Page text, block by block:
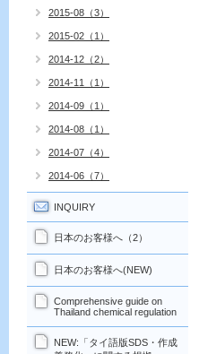
2015-08（3）
2015-02（1）
2014-12（2）
2014-11（1）
2014-09（1）
2014-08（1）
2014-07（4）
2014-06（7）
INQUIRY
日本のお客様へ（2）
日本のお客様へ(NEW)
Comprehensive guide on
Thailand chemical regulation
NEW:「タイ語版SDS・作成